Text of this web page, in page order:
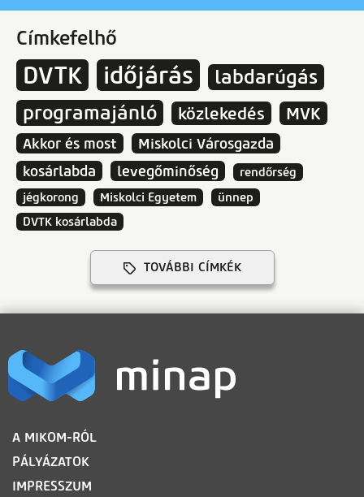
Címkefelhő
DVTK időjárás
labdarúgás
programajánló
közlekedés MVK
Akkor és most
Miskolci Városgazda
kosárlabda
levegőminőség
rendőrség
jégkorong
Miskolci Egyetem
ünnep
DVTK kosárlabda
TOVÁBBI CÍMKÉK
LÁBLÉC
A MIKOM-RÓL
PÁLYÁZATOK
IMPRESSZUM